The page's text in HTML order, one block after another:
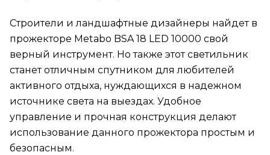
Строители и ландшафтные дизайнеры найдет в
прожекторе Metabo BSA 18 LED 10000 свой
верный инструмент. Но также этот светильник
станет отличным спутником для любителей
активного отдыха, нуждающихся в надежном
источнике света на выездах. Удобное
управление и прочная конструкция делают
использование данного прожектора простым и
безопасным.